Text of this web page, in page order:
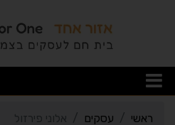
פרטי כרטיס
ראשי עסקים אלוני פירזול